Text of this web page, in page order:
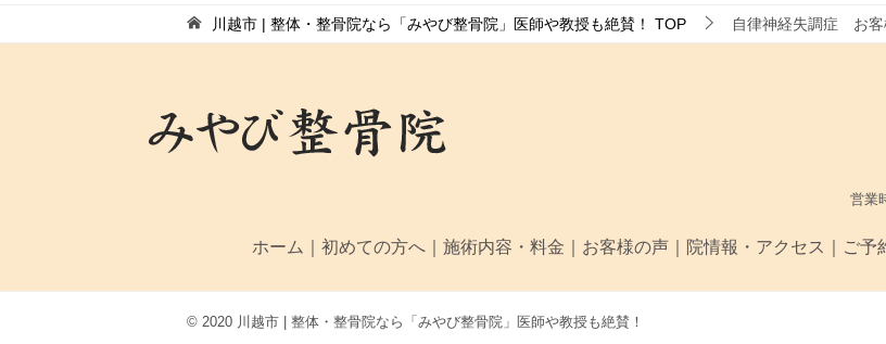
川越市 | 整体・整骨院なら「みやび整骨院」医師や教授も絶賛！ TOP 自律神経失調症 お客
営業
ホーム 初めての方へ 施術内容・料金 お客様の声 院情報・アクセス ご予
© 2020 川越市 | 整体・整骨院なら「みやび整骨院」医師や教授も絶賛！